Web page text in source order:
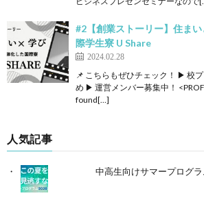
#2【創業ストーリー】住ま
際学生寮 U Share
2024.02.28
📌 こちらもぜひチェック！ ▶ 校
め ▶ 運営メンバー募集中！
found[…]
人気記事
中高生向けサマープログ